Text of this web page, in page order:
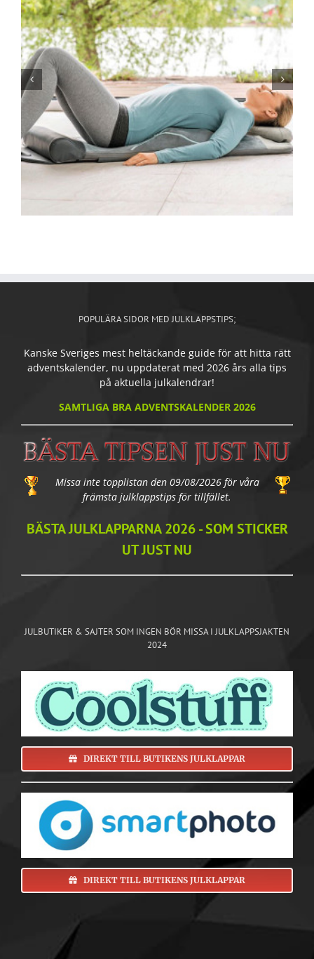
POPULÄRA SIDOR MED JULKLAPPSTIPS;
Kanske Sveriges mest heltäckande guide för att hitta rätt
adventskalender, nu uppdaterat med 2026 års alla tips
på aktuella julkalendrar!
SAMTLIGA BRA ADVENTSKALENDER 2026
Missa inte topplistan den 09/08/2026 för våra
främsta julklappstips för tillfället.
BÄSTA JULKLAPPARNA 2026 - SOM STICKER
UT JUST NU
JULBUTIKER & SAJTER SOM INGEN BÖR MISSA I JULKLAPPSJAKTEN
2024
DIREKT TILL BUTIKENS JULKLAPPAR
DIREKT TILL BUTIKENS JULKLAPPAR